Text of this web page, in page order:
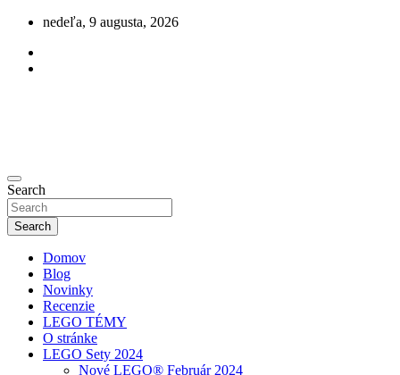
Skip
content
nedeľa, 9 augusta, 2026
olegu.sk
Novinky zo sveta LEGO
Search
Search
Domov
Blog
Novinky
Recenzie
LEGO TÉMY
O stránke
LEGO Sety 2024
Nové LEGO® Február 2024